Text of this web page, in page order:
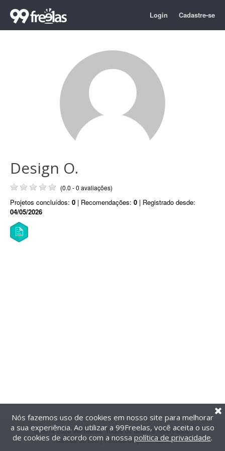
Login Cadastre-se
Design O.
(0.0 - 0 avaliações)
Projetos concluídos: 0 | Recomendações: 0 | Registrado desde:
04/05/2026
@2014-2026 99Freelas. Todos os direitos reservados.
Termos de uso| Política de privacidade
Nós fazemos uso de cookies em nosso site para melhorar
a sua experiência. Ao utilizar a 99Freelas, você aceita o uso
de cookies de acordo com a nossa política de privacidade.